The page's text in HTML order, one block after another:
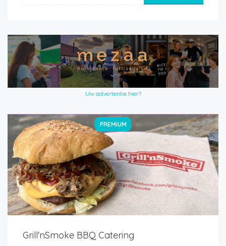
Uw advertentie hier?
PREMIUM
Grill'nSmoke BBQ Catering